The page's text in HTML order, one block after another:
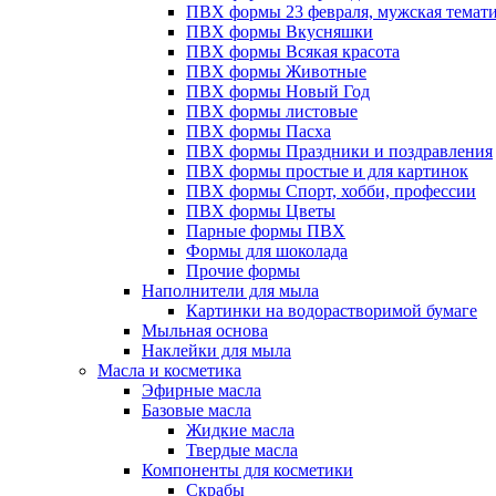
ПВХ формы 23 февраля, мужская
ПВХ формы Вкусняшки
ПВХ формы Всякая красота
ПВХ формы Животные
ПВХ формы Новый Год
ПВХ формы листовые
ПВХ формы Пасха
ПВХ формы Праздники и поздравления
ПВХ формы простые и для картинок
ПВХ формы Спорт, хобби, профессии
ПВХ формы Цветы
Парные формы ПВХ
Формы для шоколада
Прочие формы
Наполнители для мыла
Картинки на водорастворимой бумаге
Мыльная основа
Наклейки для мыла
Масла и косметика
Эфирные масла
Базовые масла
Жидкие масла
Твердые масла
Компоненты для косметики
Скрабы